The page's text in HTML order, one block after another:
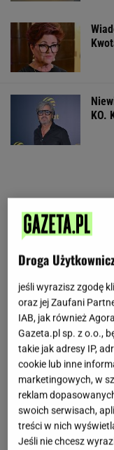
KO.
jak
Droga
jeśli wyrazisz zgodę
oraz jej Zaufani
IAB, jak również
Gazeta.pl sp. z o.o.,
takie jak adresy IP,
cookie lub inne
marketingowych, w
reklam
swoich serwisach,
treści w nich
Jeśli nie chcesz